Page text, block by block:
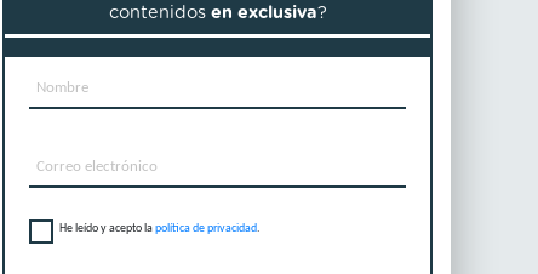
contenidos en exclusiva?
He leído y acepto la política de privacidad.